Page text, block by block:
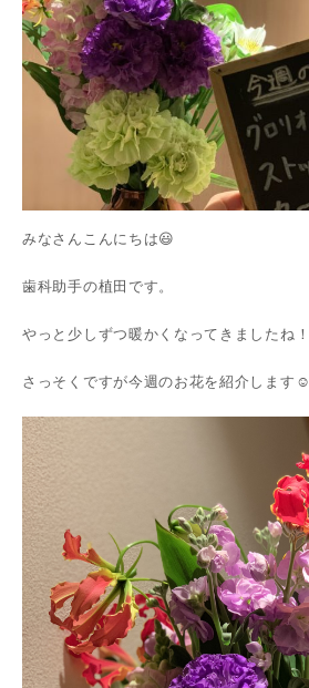
みなさんこんにちは😃
歯科助手の植田です。
やっと少しずつ暖かくなってきましたね！
さっそくですが今週のお花を紹介します☺️